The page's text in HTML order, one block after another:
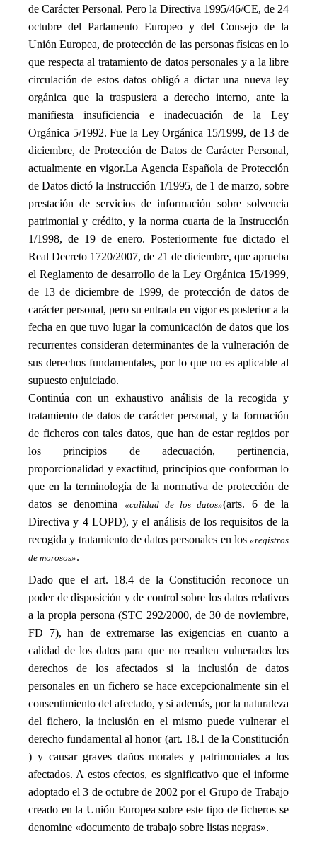
de Carácter Personal. Pero la Directiva 1995/46/CE, de 24
octubre del Parlamento Europeo y del Consejo de la
Unión Europea, de protección de las personas físicas en lo
que respecta al tratamiento de datos personales y a la libre
circulación de estos datos obligó a dictar una nueva ley
orgánica que la traspusiera a derecho interno, ante la
manifiesta insuficiencia e inadecuación de la Ley
Orgánica 5/1992. Fue la Ley Orgánica 15/1999, de 13 de
diciembre, de Protección de Datos de Carácter Personal,
actualmente en vigor.La Agencia Española de Protección
de Datos dictó la Instrucción 1/1995, de 1 de marzo, sobre
prestación de servicios de información sobre solvencia
patrimonial y crédito, y la norma cuarta de la Instrucción
1/1998, de 19 de enero. Posteriormente fue dictado el
Real Decreto 1720/2007, de 21 de diciembre, que aprueba
el Reglamento de desarrollo de la Ley Orgánica 15/1999,
de 13 de diciembre de 1999, de protección de datos de
carácter personal, pero su entrada en vigor es posterior a la
fecha en que tuvo lugar la comunicación de datos que los
recurrentes consideran determinantes de la vulneración de
sus derechos fundamentales, por lo que no es aplicable al
supuesto enjuiciado.
Continúa con un exhaustivo análisis de la recogida y
tratamiento de datos de carácter personal, y la formación
de ficheros con tales datos, que han de estar regidos por
los principios de adecuación, pertinencia,
proporcionalidad y exactitud, principios que conforman lo
que en la terminología de la normativa de protección de
datos se denomina «calidad de los datos»(arts. 6 de la
Directiva y 4 LOPD), y el análisis de los requisitos de la
recogida y tratamiento de datos personales en los «registros
de morosos».
Dado que el art. 18.4 de la Constitución reconoce un
poder de disposición y de control sobre los datos relativos
a la propia persona (STC 292/2000, de 30 de noviembre,
FD 7), han de extremarse las exigencias en cuanto a
calidad de los datos para que no resulten vulnerados los
derechos de los afectados si la inclusión de datos
personales en un fichero se hace excepcionalmente sin el
consentimiento del afectado, y si además, por la naturaleza
del fichero, la inclusión en el mismo puede vulnerar el
derecho fundamental al honor (art. 18.1 de la Constitución
) y causar graves daños morales y patrimoniales a los
afectados. A estos efectos, es significativo que el informe
adoptado el 3 de octubre de 2002 por el Grupo de Trabajo
creado en la Unión Europea sobre este tipo de ficheros se
denomine «documento de trabajo sobre listas negras».